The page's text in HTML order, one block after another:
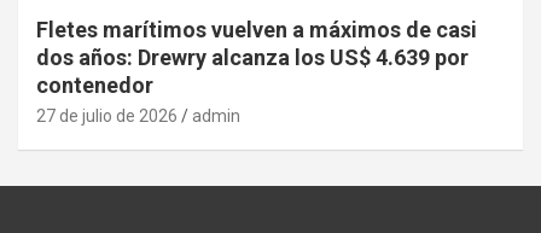
Fletes marítimos vuelven a máximos de casi
dos años: Drewry alcanza los US$ 4.639 por
contenedor
27 de julio de 2026 admin